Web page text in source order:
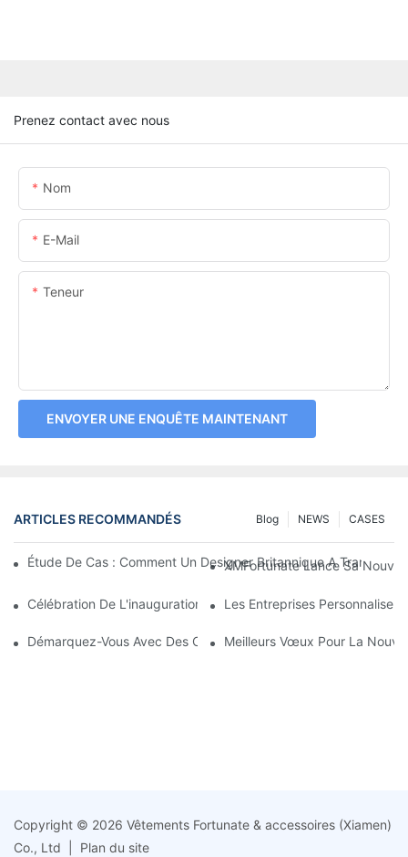
Prenez contact avec nous
Nom
E-Mail
Teneur
ENVOYER UNE ENQUÊTE MAINTENANT
ARTICLES RECOMMANDÉS CASES
NEWS
Blog
Étude De Cas : Comment Un Designer Britannique A
XMFortunate Lance Sa
Célébration De L'inauguration À L'occasion Du Nouvel An
Les Entreprises
Démarquez-Vous Avec Des Couvre-Chefs Personnalisés
Meilleurs Vœux Pour La
Copyright © 2026 Vêtements Fortunate & accessoires (Xiamen)
Co., Ltd |
Plan du site